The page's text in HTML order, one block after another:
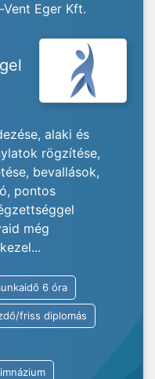
Vent Eger Kft.
alaki és
rögzítése,
bevallások,
pontos
még
6 óra
friss diplomás